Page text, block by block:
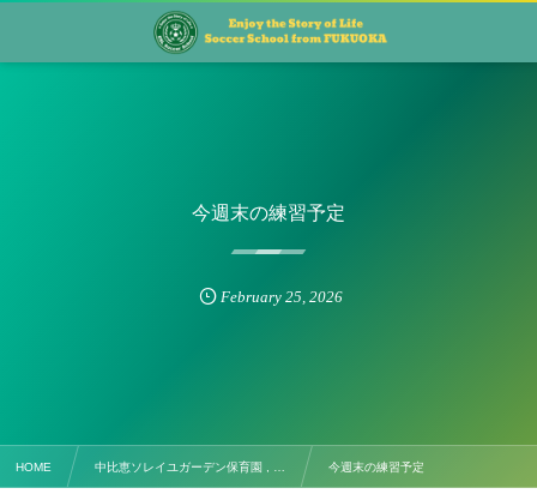
今週末の練習予定
February 25 2026
HOME 中比恵ソレイユガーデン保育園 , … 今週末の練習予定